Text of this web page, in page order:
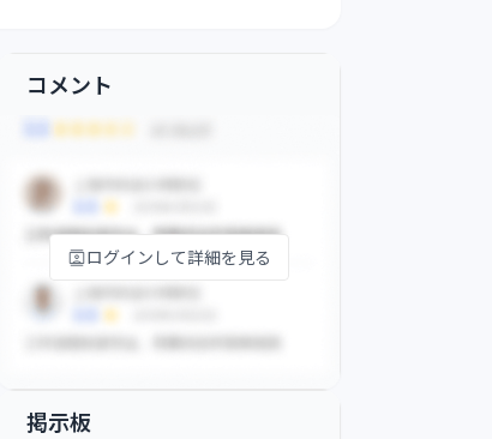
コメント
ログインして詳細を見る
掲示板